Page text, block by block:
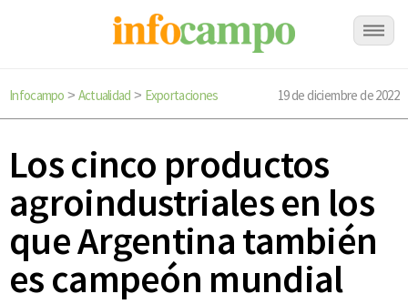
Infocampo > Actualidad > Exportaciones 19 de diciembre de 2022
Los cinco productos
agroindustriales en los
que Argentina también
es campeón mundial